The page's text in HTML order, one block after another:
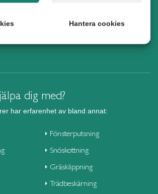
med oss i sociala medier.
dig med?
har erfarenhet av bland annat:
Fönsterputsning
Snöskottning
Gräsklippning
Trädbeskärning
Hantera cookies